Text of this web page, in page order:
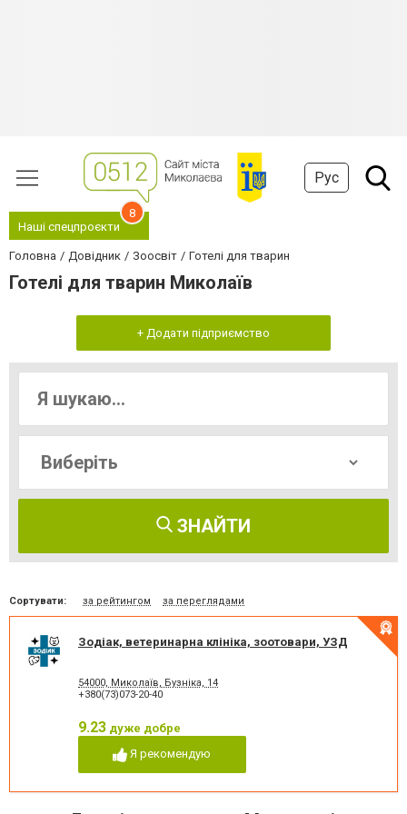
Рус
Наші спецпроєкти
8
Головна Довідник Зоосвіт Готелі для тварин
Готелі для тварин Миколаїв
+ Додати підприємство
ЗНАЙТИ
Сортувати: за рейтингом за переглядами
Зодіак, ветеринарна клініка, зоотовари, УЗД
54000, Миколаїв, Бузніка, 14
+380(73)073-20-40
9.23 дуже добре
Я рекомендую